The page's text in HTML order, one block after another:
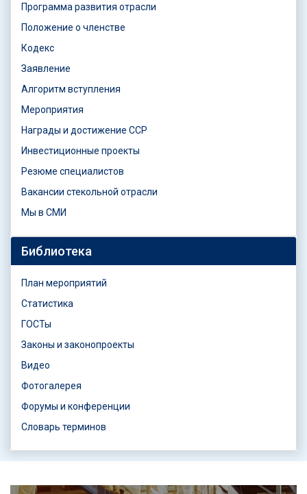
Программа развития отрасли
Положение о членстве
Кодекс
Заявление
Алгоритм вступления
Мероприятия
Награды и достижение ССР
Инвестиционные проекты
Резюме специалистов
Вакансии стекольной отрасли
Мы в СМИ
Библиотека
План мероприятий
Статистика
ГОСТы
Законы и законопроекты
Видео
Фотогалерея
Форумы и конференции
Словарь терминов